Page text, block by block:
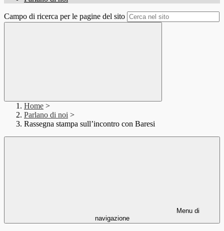
Campo di ricerca per le pagine del sito
Home >
Parlano di noi >
Rassegna stampa sull’incontro con Baresi
Menu di
navigazione